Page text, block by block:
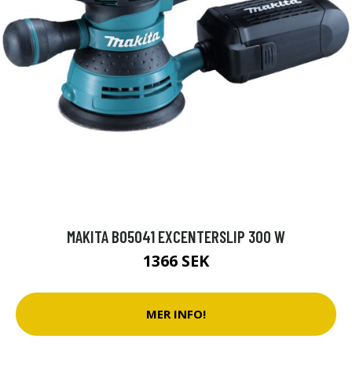
MAKITA BO5041 EXCENTERSLIP 300 W
1366 SEK
MER INFO!